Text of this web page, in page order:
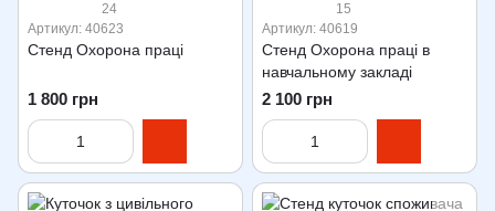
24
Артикул: 40623
Стенд Охорона праці
1 800 грн
15
Артикул: 40619
Стенд Охорона праці в
навчальному закладі
2 100 грн